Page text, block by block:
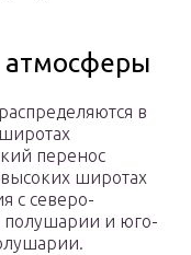
атмосферы
в
перенос
широтах
с северо-
полушарии и юго-